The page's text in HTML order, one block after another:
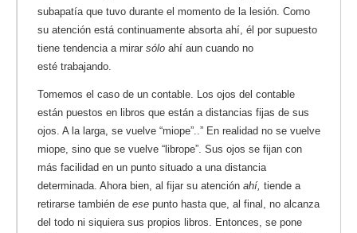
subapatía que tuvo durante el momento de la lesión. Como
su atención está continuamente absorta ahí, él por supuesto
tiene tendencia a mirar sólo ahí aun cuando no
esté trabajando.
Tomemos el caso de un contable. Los ojos del contable
están puestos en libros que están a distancias fijas de sus
ojos. A la larga, se vuelve “miope”..” En realidad no se vuelve
miope, sino que se vuelve “librope”. Sus ojos se fijan con
más facilidad en un punto situado a una distancia
determinada. Ahora bien, al fijar su atención ahí, tiende a
retirarse también de ese punto hasta que, al final, no alcanza
del todo ni siquiera sus propios libros. Entonces, se pone